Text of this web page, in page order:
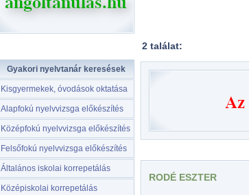
Gyakori nyelvtanár keresések
Kisgyermekek, óvodások oktatása
Alapfokú nyelvvizsga előkészítés
Középfokú nyelvvizsga előkészítés
Felsőfokú nyelvvizsga előkészítés
Általános iskolai korrepetálás
Középiskolai korrepetálás
2 találat:
RODÉ ESZTER